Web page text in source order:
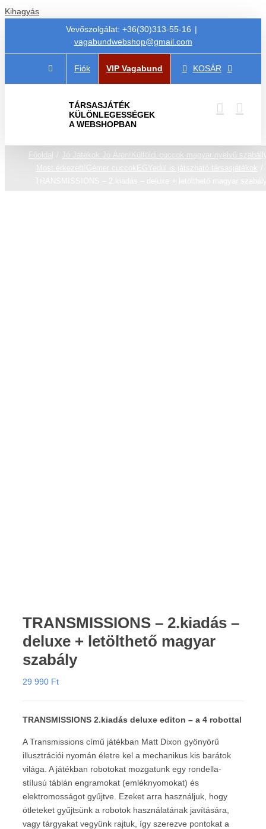
Kihagyás
Vevőszolgálat: +36(30)313-55-16 |
vagabundwebshop@gmail.com
Fiók VIP Vagabund KOSÁR
TÁRSASJÁTÉK
KÜLÖNLEGESSÉGEK
A WEBSHOPBAN
Főoldal Jó Játékok Jó Áron!
Külföldi cuccok magyar nyelvű
EGYedül is játszható társasjátékok
TRANSMISSIONS – 2.kiadás –
deluxe + letölthető magyar
szabály
29 990 Ft
TRANSMISSIONS 2.kiadás deluxe editon – a 4 robottal
A Transmissions című játékban Matt Dixon gyönyörű
illusztrációi nyomán életre kel a mechanikus kis barátok
világa. A játékban robotokat mozgatunk egy rondella-
stílusú táblán engramokat (emléknyomokat) és
elektromosságot gyűjtve. Ezeket arra használjuk, hogy
ötleteket gyűjtsünk a robotok használatának javítására,
vagy tárgyakat vegyünk rajtuk, így szerezve pontokat a